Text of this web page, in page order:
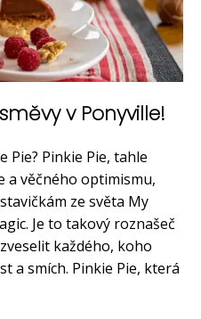
v Ponyville!
Pie? Pinkie Pie, tahle
a věčného optimismu,
ze světa My
Je to takový roznašeč
každého, koho
a smích. Pinkie Pie, která